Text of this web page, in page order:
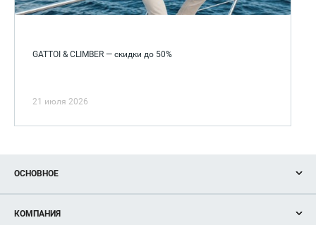
GATTOI & CLIMBER — скидки до 50%
21 июля 2026
ОСНОВНОЕ
Новости
КОМПАНИЯ